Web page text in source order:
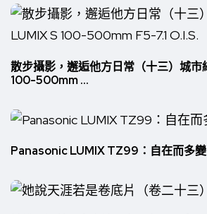
散步攝影，邂逅他方日常（十三）城市
100-500mm ...
Panasonic LUMIX TZ99：自在而多